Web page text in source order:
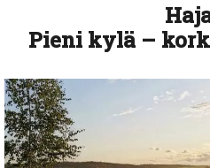
Pieni kylä –